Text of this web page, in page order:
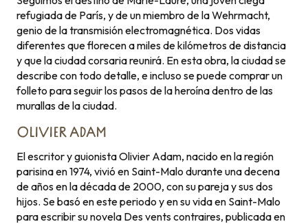
refugiada de París, y de un miembro de la Wehrmacht,
genio de la transmisión electromagnética. Dos vidas
diferentes que florecen a miles de kilómetros de distancia
y que la ciudad corsaria reunirá. En esta obra, la ciudad se
describe con todo detalle, e incluso se puede comprar un
folleto para seguir los pasos de la heroína dentro de las
murallas de la ciudad.
OLIVIER ADAM
El escritor y guionista Olivier Adam, nacido en la región
parisina en 1974, vivió en Saint-Malo durante una decena
de años en la década de 2000, con su pareja y sus dos
hijos. Se basó en este periodo y en su vida en Saint-Malo
para escribir su novela Des vents contraires, publicada en